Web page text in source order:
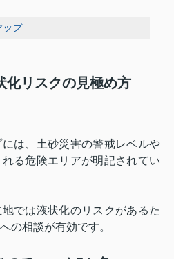
ップ
化リスクの見極め方
は、土砂災害の警戒レベルや
る危険エリアが明記されてい
では液状化のリスクがあるた
の相談が有効です。